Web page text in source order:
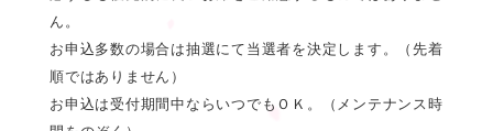
ん。
お申込多数の場合は抽選にて当選者を決定します。（先着
順ではありません）
お申込は受付期間中ならいつでもＯＫ。（メンテナンス時